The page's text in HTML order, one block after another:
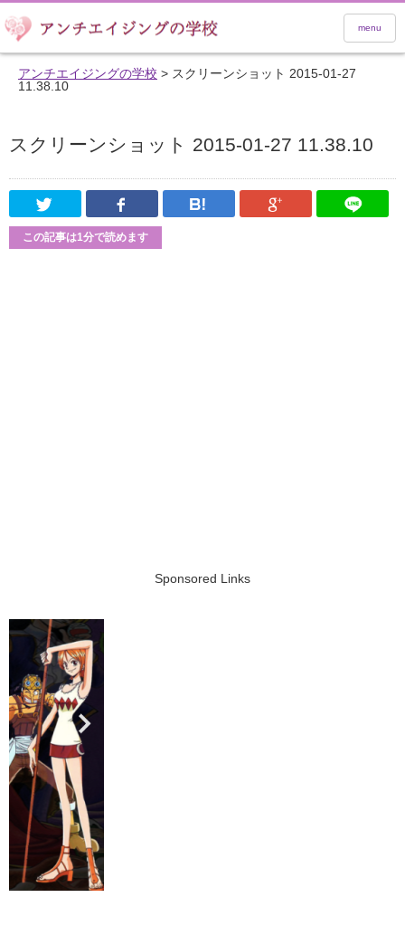
menu
アンチエイジングの学校 > スクリーンショット 2015-01-27
11.38.10
スクリーンショット 2015-01-27 11.38.10
Twitter Facebook はてなブックマーク
Google
この記事は1分で読めます
Sponsored Links